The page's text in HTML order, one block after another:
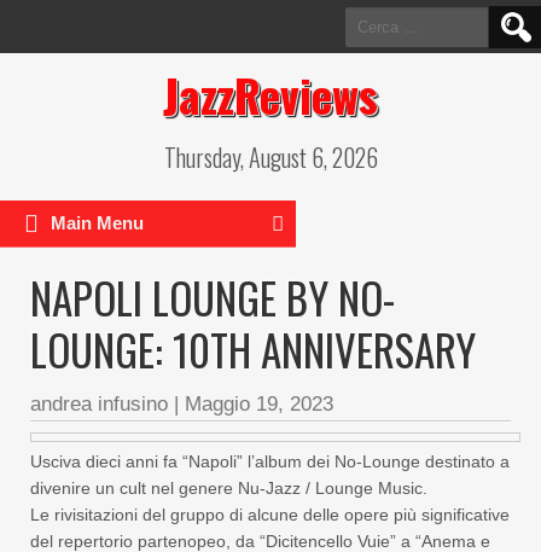
Ricerca
per:
JazzReviews
Thursday, August 6, 2026
Main Menu
NAPOLI LOUNGE BY NO-
LOUNGE: 10TH ANNIVERSARY
andrea infusino | Maggio 19, 2023
Usciva dieci anni fa “Napoli” l’album dei No-Lounge destinato a
divenire un cult nel genere Nu-Jazz / Lounge Music.
Le rivisitazioni del gruppo di alcune delle opere più significative
del repertorio partenopeo, da “Dicitencello Vuie” a “Anema e